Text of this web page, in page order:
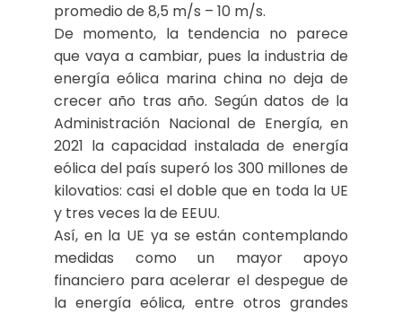
promedio de 8,5 m/s – 10 m/s.
De momento, la tendencia no parece
que vaya a cambiar, pues la industria de
energía eólica marina china no deja de
crecer año tras año. Según datos de la
Administración Nacional de Energía, en
2021 la capacidad instalada de energía
eólica del país superó los 300 millones de
kilovatios: casi el doble que en toda la UE
y tres veces la de EEUU.
Así, en la UE ya se están contemplando
medidas como un mayor apoyo
financiero para acelerar el despegue de
la energía eólica, entre otros grandes